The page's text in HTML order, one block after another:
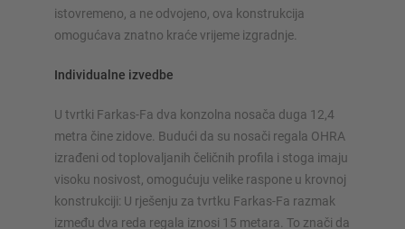
istovremeno, a ne odvojeno, ova konstrukcija
omogućava znatno kraće vrijeme izgradnje.
Individualne izvedbe
U tvrtki Farkas-Fa dva konzolna nosača duga 12,4
metra čine zidove. Budući da su nosači regala OHRA
izrađeni od toplovaljanih čeličnih profila i stoga imaju
visoku nosivost, omogućuju velike raspone u krovnoj
konstrukciji: U rješenju za tvrtku Farkas-Fa razmak
između dva reda regala iznosi 15 metara. To znači da
Konfiguriraj policu sada